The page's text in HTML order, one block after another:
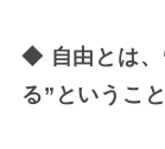
◆ 自由とは
る”ということ